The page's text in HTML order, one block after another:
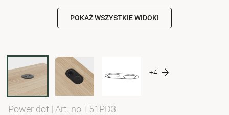
POKAŻ WSZYSTKIE WIDOKI
+4
Power dot | Art. no T51PD3